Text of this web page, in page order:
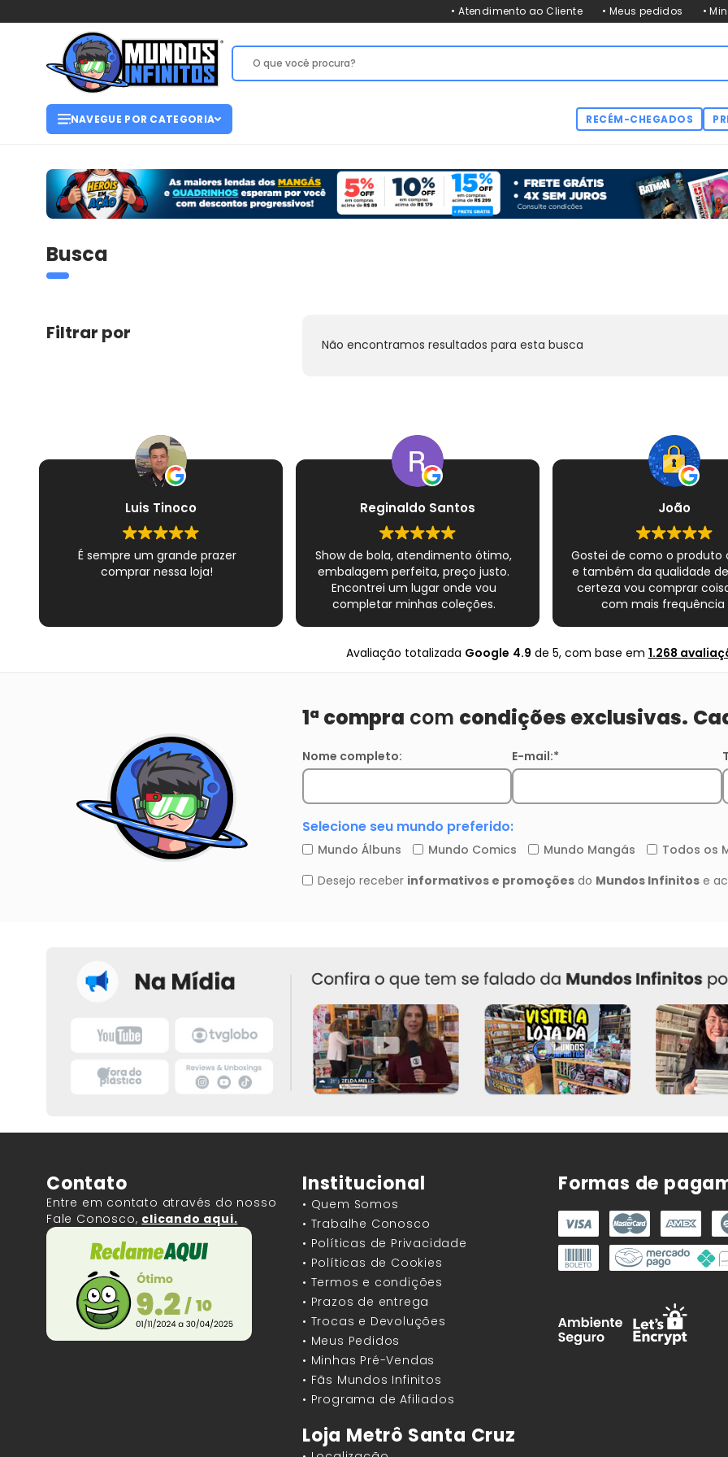
• Atendimento ao Cliente • Meus pedidos •
NAVEGUE POR CATEGORIA RECÉM-CHEGADOS
Busca
Filtrar por
Não encontramos resultados para esta busca
Luis Tinoco
É sempre um grande prazer
comprar nessa loja!
Reginaldo Santos
Show de bola, atendimento ótimo,
embalagem perfeita, preço justo.
Encontrei um lugar onde vou
completar minhas coleções.
épico dos quadrinhos e novamente
satisfeito com o Mundo infinito.
João
Gostei de como o produto
e também da qualidade
certeza vou comprar
com mais frequência
Avaliação totalizada Google 4.9 de 5, com base em 1.268
Contato
Entre em contato através do nosso
Fale Conosco, clicando aqui.
Institucional
• Quem Somos
• Trabalhe Conosco
• Políticas de Privacidade
• Políticas de Cookies
• Termos e condições
• Prazos de entrega
• Trocas e Devoluções
• Meus Pedidos
• Minhas Pré-Vendas
• Fãs Mundos Infinitos
• Programa de Afiliados
Loja Metrô Santa Cruz
Formas de